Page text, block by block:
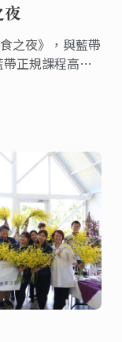
夜
之夜》，與藍帶
正規課程高級